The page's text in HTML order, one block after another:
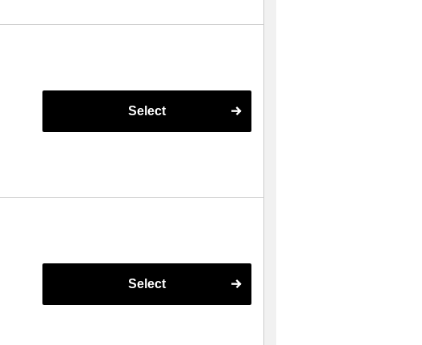
Select
Select